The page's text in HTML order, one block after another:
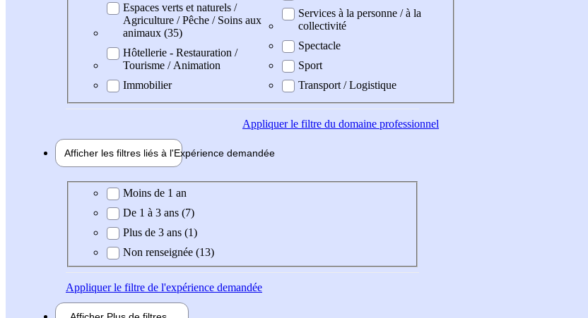
Espaces verts et naturels /
Agriculture / Pêche / Soins aux
animaux (35)
Hôtellerie - Restauration /
Tourisme / Animation
Immobilier
Services à la personne / à la
collectivité
Spectacle
Sport
Transport / Logistique
Appliquerle filtre du domaine professionnel
Afficher les filtres liés à l'Expérience demandée
Expérience demandée
Moins de 1 an
De 1 à 3 ans (7)
Plus de 3 ans (1)
Non renseignée (13)
Appliquerle filtre de l'expérience demandée